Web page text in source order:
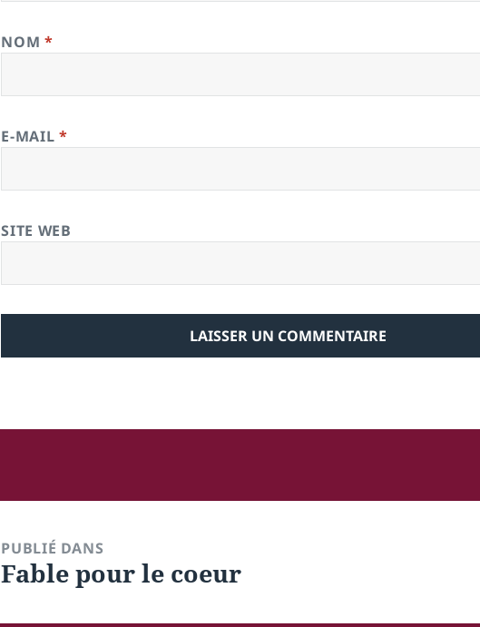
NOM *
E-MAIL *
SITE WEB
PUBLIÉ DANS
Fable pour le coeur